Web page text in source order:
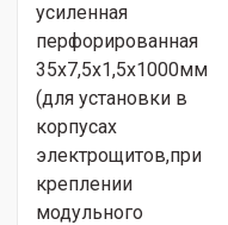
усиленная
перфорированная
35х7,5х1,5х1000мм
(для установки в
корпусах
электрощитов,при
креплении
модульного